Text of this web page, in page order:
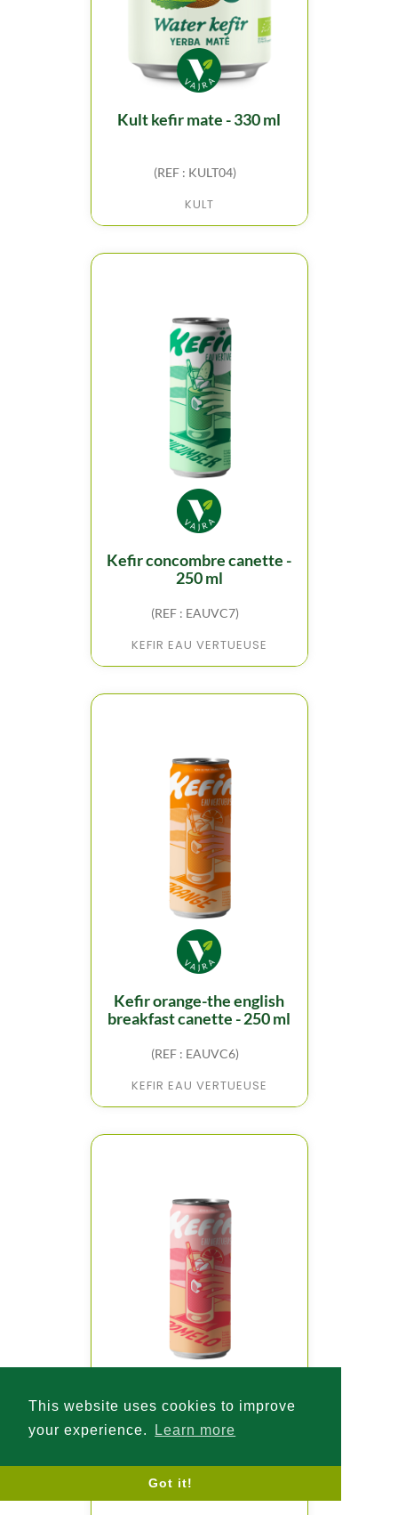
This website uses cookies to improve
your experience.
Learn more
Got it!
kult kefir mate - 330 ml
(REF : KULT04)
KULT
kefir concombre canette -
250 ml
(REF : EAUVC7)
KEFIR EAU VERTUEUSE
kefir orange-the english
breakfast canette - 250 ml
(REF : EAUVC6)
KEFIR EAU VERTUEUSE
kefir pamplemousse
ml